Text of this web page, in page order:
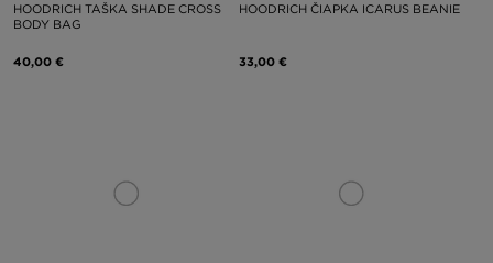
HOODRICH TAŠKA SHADE CROSS
BODY BAG
40,00 €
HOODRICH ČIAPKA ICARUS BEANIE
33,00 €